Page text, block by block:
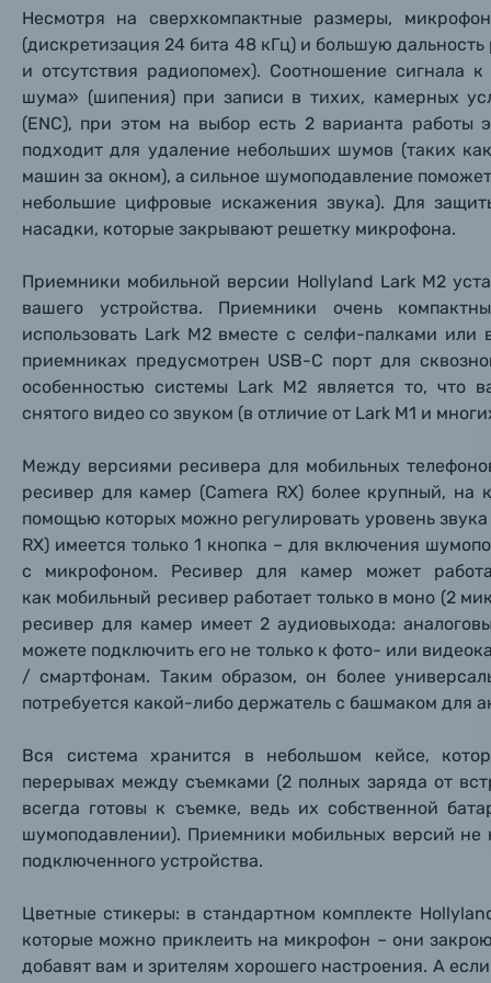
Мы
Имя
Тема
Ваш
Мы
Имя
Тема
Ваш
Каталог товаров
Цифровые фотоаппараты
Пленочные фотоаппараты
Фотокамеры моментальной печати
Видеокамеры
Объективы для фотоаппаратов
Вспышки для фотоаппаратов
Аксессуары для фото и видеокамер
Оптические приборы
Электроника
Материалы
Осветительное оборудование
Фоторамки
Фотоальбомы
Книги о фотографии, альбомы известных
Солнцезащитные очки
Заказ
Вами с
Имя*
Номер
Нажимая
Несмотря на сверхкомпактные размеры,
(дискретизация 24 бита 48 кГц) и большую
и отсутствия радиопомех). Соотношение сигнала
шума» (шипения) при записи в тихих, камерных
(ENC), при этом на выбор есть 2 варианта
подходит для удаление небольших шумов (таких
машин за окном), а сильное шумоподавление
небольшие цифровые искажения звука). Для
насадки, которые закрывают решетку микрофона.
Приемники мобильной версии Hollyland Lark M2
вашего устройства. Приемники очень
использовать Lark M2 вместе с селфи-палками или
приемниках предусмотрен USB-C порт для
особенностью системы Lark M2 является то,
снятого видео со звуком (в отличие от Lark M1 и
Между версиями ресивера для мобильных
ресивер для камер (Camera RX) более крупный, на
помощью которых можно регулировать уровень
RX) имеется только 1 кнопка – для включения
с микрофоном. Ресивер для камер может
как мобильный ресивер работает только в моно (2
ресивер для камер имеет 2 аудиовыхода:
можете подключить его не только к фото- или
/ смартфонам. Таким образом, он более
потребуется какой-либо держатель с башмаком для
Вся система хранится в небольшом кейсе,
перерывах между съемками (2 полных заряда от
всегда готовы к съемке, ведь их собственной
шумоподавлении). Приемники мобильных версий
подключенного устройства.
Цветные стикеры: в стандартном комплекте
которые можно приклеить на микрофон – они
добавят вам и зрителям хорошего настроения. А
Мы
Имя
Тема
Ваш